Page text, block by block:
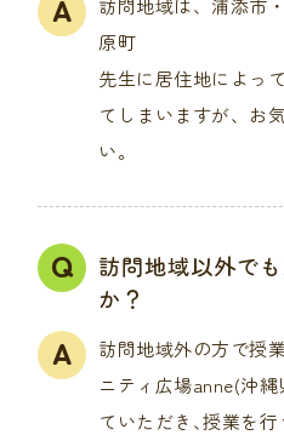
訪問地域は、 浦添市
原町
先生に居住地によっ
てしまいますが、お
い。
訪問地域以外で
か？
訪問地域外の方で授
ニティ広場anne(沖
ていただき､授業を